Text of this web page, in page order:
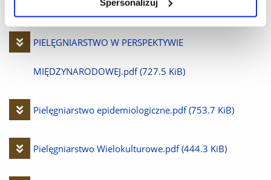
Spersonalizuj
Pobierz
plik
PIELĘGNIARSTWO W PERSPEKTYWIE
MIĘDZYNARODOWEJ.pdf (727.5 KiB)
Pobierz
Pielęgniarstwo epidemiologiczne.pdf (753.7 KiB)
Pobierz
Pielęgniarstwo Wielokulturowe.pdf (444.3 KiB)